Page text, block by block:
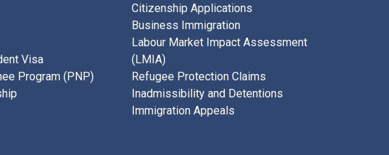
Visa
Program (PNP)
Citizenship Applications
Business Immigration
Labour Market Impact Assessment
(LMIA)
Refugee Protection Claims
Inadmissibility and Detentions
Immigration Appeals